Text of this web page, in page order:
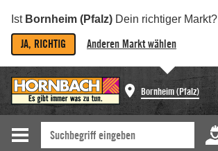
Ist Bornheim (Pfalz) Dein richtiger Markt?
JA, RICHTIG Anderen Markt wählen
Bornheim (Pfalz)